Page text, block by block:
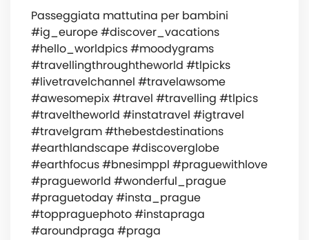
Passeggiata mattutina per bambini
#ig_europe #discover_vacations
#hello_worldpics #moodygrams
#travellingthroughtheworld #tlpicks
#livetravelchannel #travelawsome
#awesomepix #travel #travelling #tlpics
#traveltheworld #instatravel #igtravel
#travelgram #thebestdestinations
#earthlandscape #discoverglobe
#earthfocus #bnesimppl #praguewithlove
#pragueworld #wonderful_prague
#praguetoday #insta_prague
#toppraguephoto #instapraga
#aroundpraga #praga